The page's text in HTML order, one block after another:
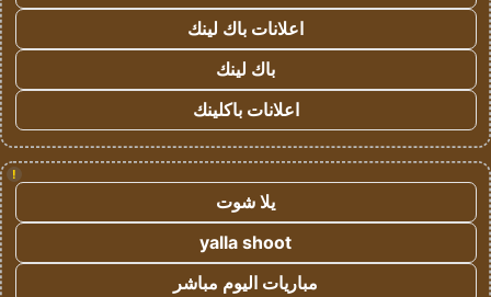
اعلانات باك لينك
باك لينك
اعلانات باكلينك
!
يلا شوت
yalla shoot
مباريات اليوم مباشر